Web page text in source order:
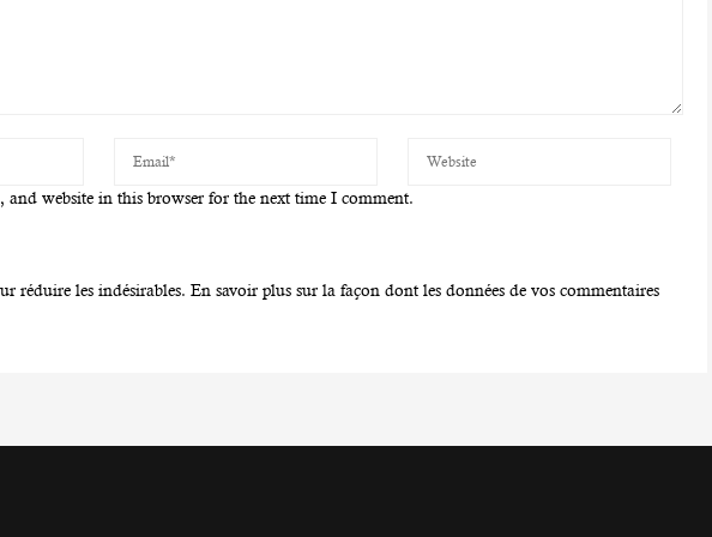
and website in this browser for the next time I comment.
réduire les indésirables. En savoir plus sur la façon dont les données de vos commentaires